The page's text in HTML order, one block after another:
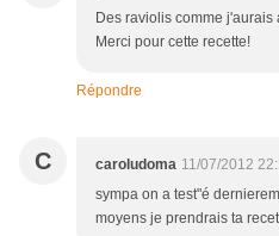
Des raviolis comme
Merci pour cette recette!
Répondre
C caroludoma 11/07/2012
sympa on a test"é
moyens je prendrais ta